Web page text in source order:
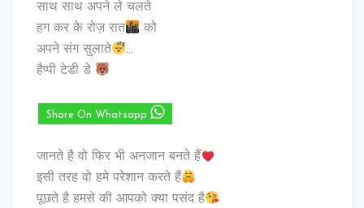
साथ साथ अपने ले चलते
हग कर के रोज़ रात
को
अपने संग सुलाते
…
हैप्पी टेडी डे
Share On Whatsapp
जानते है वो फिर भी अनजान बनते हैं
इसी तरह वो हमे परेशान करते हैं
पूछते है हमसे की आपको क्या पसंद है